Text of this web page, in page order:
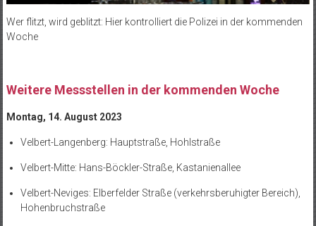
Wer flitzt, wird geblitzt: Hier kontrolliert die Polizei in der kommenden
Woche
Weitere Messstellen in der kommenden Woche
Montag, 14. August 2023
Velbert-Langenberg: Hauptstraße, Hohlstraße
Velbert-Mitte: Hans-Böckler-Straße, Kastanienallee
Velbert-Neviges: Elberfelder Straße (verkehrsberuhigter Bereich),
Hohenbruchstraße